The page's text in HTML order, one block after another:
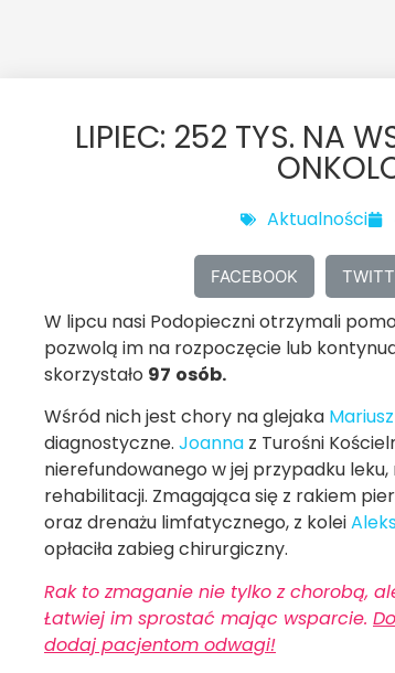
LIPIEC: 252 TYS. NA
Aktualności
FACEBOOK
W lipcu nasi Podopieczni otrzymali
pozwolą im na rozpoczęcie lub
skorzystało 97 osób.
Wśród nich jest chory na glejaka Mariusz
diagnostyczne. Joanna z Turośni
nierefundowanego w jej przypadku
rehabilitacji. Zmagająca się z rakiem
oraz drenażu limfatycznego, z kolei
opłaciła zabieg chirurgiczny.
Rak to zmaganie nie tylko z chorobą,
Łatwiej im sprostać mając wsparcie.
dodaj pacjentom odwagi!